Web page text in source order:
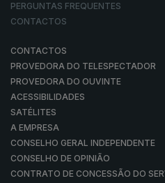
PERGUNTAS FREQUENTES
CONTACTOS
CONTACTOS
PROVEDORA DO TELESPECTADOR
PROVEDORA DO OUVINTE
ACESSIBILIDADES
SATÉLITES
A EMPRESA
CONSELHO GERAL INDEPENDENTE
CONSELHO DE OPINIÃO
CONTRATO DE CONCESSÃO DO